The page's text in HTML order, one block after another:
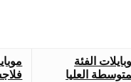
الفئة
العليا